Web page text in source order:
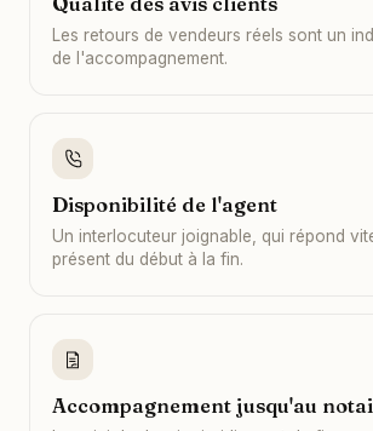
Les retours de vendeurs réels sont un
de l'accompagnement.
Disponibilité de l'agent
Un interlocuteur joignable, qui répond
présent du début à la fin.
Accompagnement jusqu'au